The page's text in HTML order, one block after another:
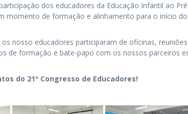
dos educadores da Educação Infantil ao
momento de formação e alinhamento para o início
nosso educadores participaram de oficinas,
de formação e bate-papo com os nossos parceiros
do 21º Congresso de Educadores!